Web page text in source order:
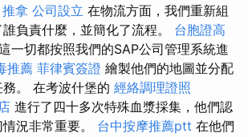
拿 公司設立 在物流方面，我們重新組
負責什麼，並簡化了流程。 台胞證高
一切都按照我們的SAP公司管理系統進
推薦 菲律賓簽證 繪製他們的地圖並分配
。 在考波什堡的 經絡調理證照
進行了四十多次特殊血漿採集，他們認
況非常重要。 台中按摩推薦ptt 在他們